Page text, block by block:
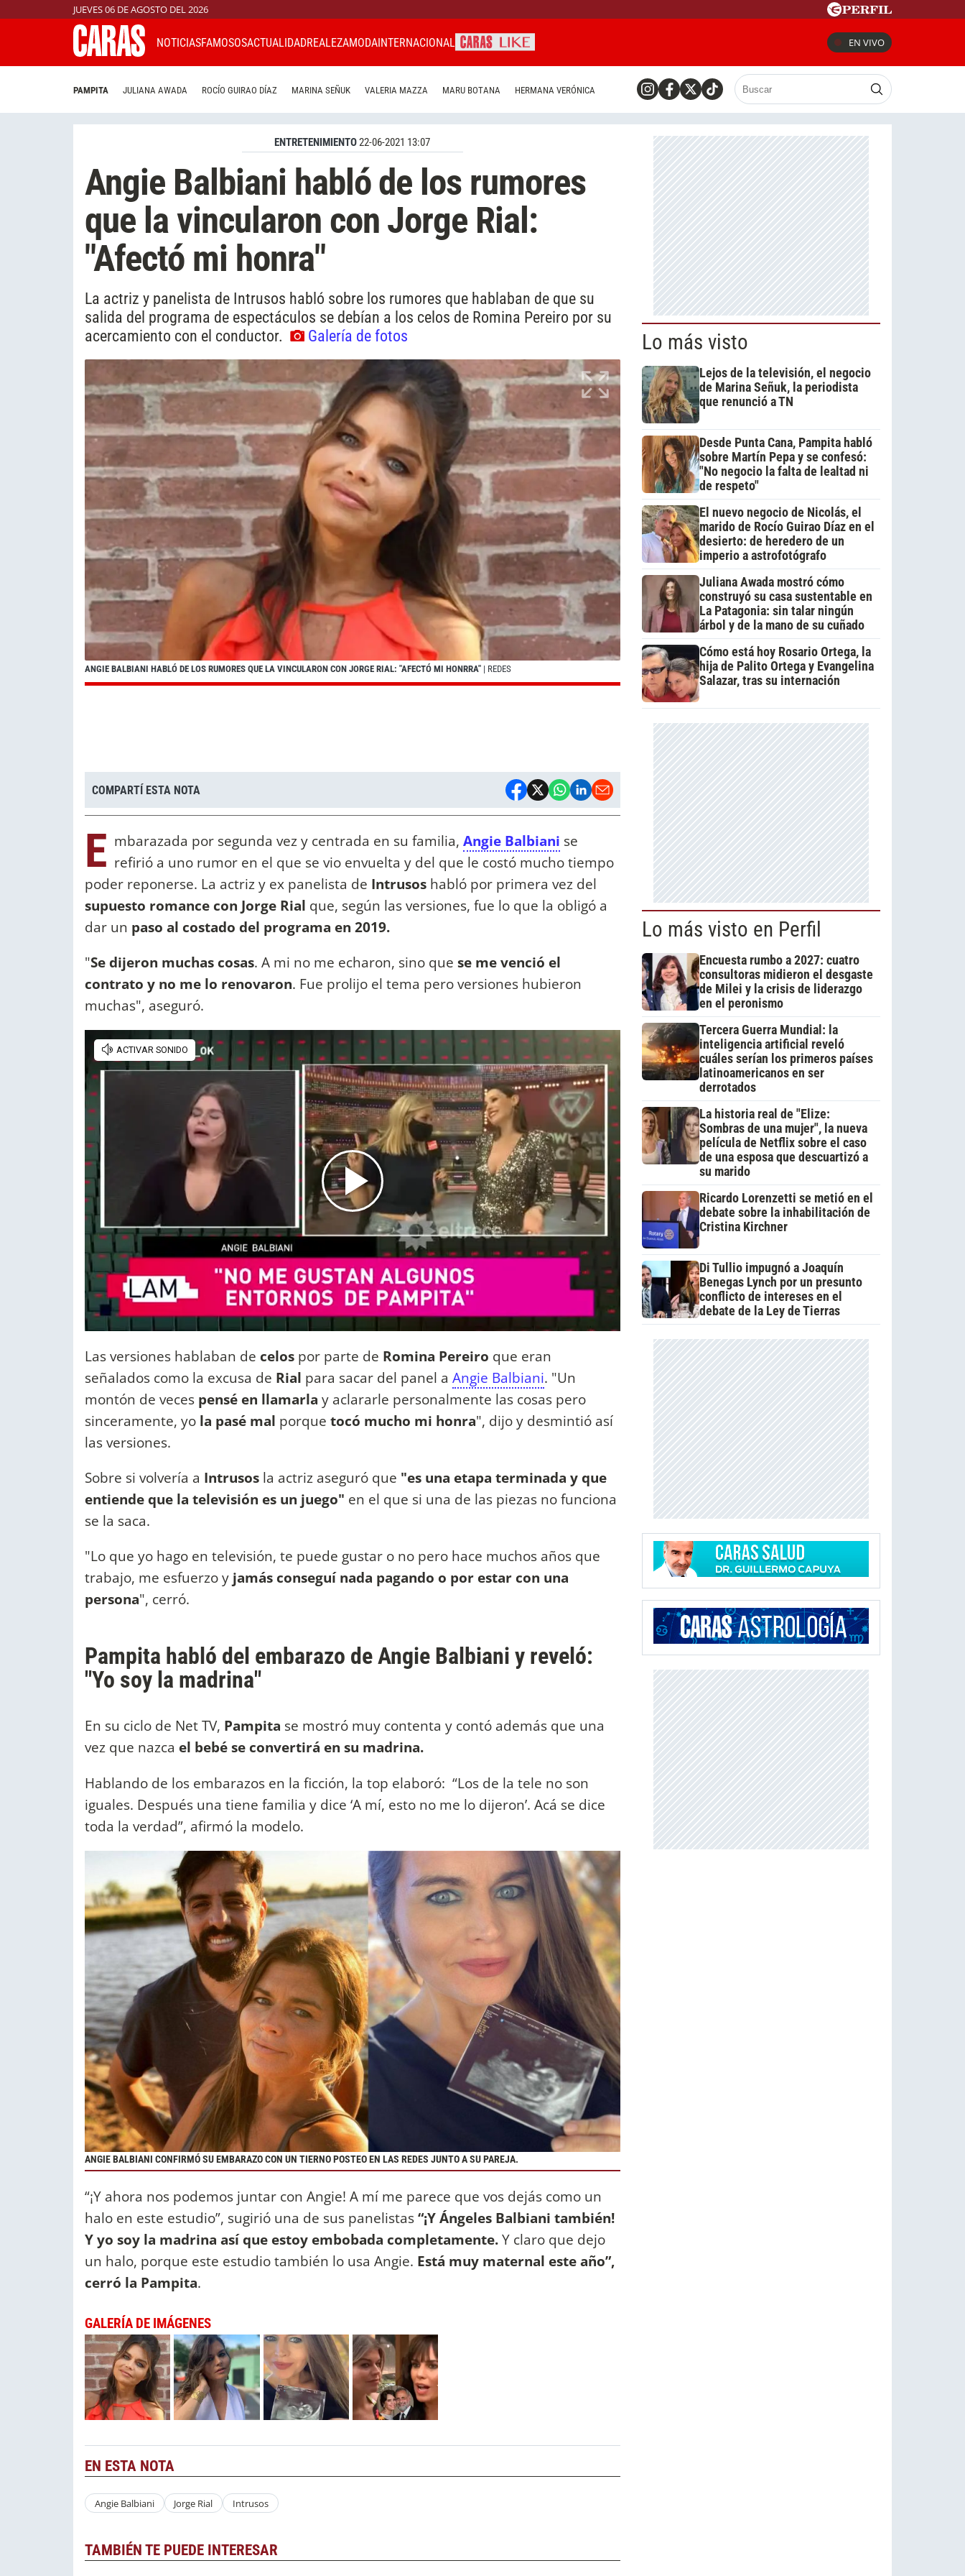
JUEVES 06 DE AGOSTO DEL 2026
NOTICIASFAMOSOSACTUALIDADREALEZAMODAINTERNACIONAL EN VIVO
PAMPITA JULIANA AWADA ROCÍO GUIRAO DÍAZ MARINA SEÑUK VALERIA MAZZA MARU BOTANA HERMANA VERÓNICA
ENTRETENIMIENTO22-06-2021 13:07
Angie Balbiani habló de los rumores
que la vincularon con Jorge Rial:
"Afectó mi honra"
La actriz y panelista de Intrusos habló sobre los rumores que hablaban de que su
salida del programa de espectáculos se debían a los celos de Romina Pereiro por su
acercamiento con el conductor.
Galería de fotos
ANGIE BALBIANI HABLÓ DE LOS RUMORES QUE LA VINCULARON CON JORGE RIAL: "AFECTÓ MI HONRRA" | REDES
COMPARTÍ ESTA NOTA
E mbarazada por segunda vez y centrada en su familia, Angie Balbiani se
refirió a uno rumor en el que se vio envuelta y del que le costó mucho tiempo
poder reponerse. La actriz y ex panelista de Intrusos habló por primera vez del
supuesto romance con Jorge Rial que, según las versiones, fue lo que la obligó a
dar un paso al costado del programa en 2019.
"Se dijeron muchas cosas. A mi no me echaron, sino que se me venció el
contrato y no me lo renovaron. Fue prolijo el tema pero versiones hubieron
muchas", aseguró.
Las versiones hablaban de celos por parte de Romina Pereiro que eran
señalados como la excusa de Rial para sacar del panel a Angie Balbiani. "Un
montón de veces pensé en llamarla y aclararle personalmente las cosas pero
sinceramente, yo la pasé mal porque tocó mucho mi honra", dijo y desmintió así
las versiones.
Sobre si volvería a Intrusos la actriz aseguró que "es una etapa terminada y que
entiende que la televisión es un juego" en el que si una de las piezas no funciona
se la saca.
"Lo que yo hago en televisión, te puede gustar o no pero hace muchos años que
trabajo, me esfuerzo y jamás conseguí nada pagando o por estar con una
persona", cerró.
Pampita habló del embarazo de Angie Balbiani y reveló:
"Yo soy la madrina"
En su ciclo de Net TV, Pampita se mostró muy contenta y contó además que una
vez que nazca el bebé se convertirá en su madrina.
Hablando de los embarazos en la ficción, la top elaboró: “Los de la tele no son
iguales. Después una tiene familia y dice ‘A mí, esto no me lo dijeron’. Acá se dice
toda la verdad”, afirmó la modelo.
ANGIE BALBIANI CONFIRMÓ SU EMBARAZO CON UN TIERNO POSTEO EN LAS REDES JUNTO A SU PAREJA.
“¡Y ahora nos podemos juntar con Angie! A mí me parece que vos dejás como un
halo en este estudio”, sugirió una de sus panelistas“¡Y Ángeles Balbiani también!
Y yo soy la madrina así que estoy embobada completamente.Y claro que dejo
un halo, porque este estudio también lo usa Angie. Está muy maternal este año”,
cerró la Pampita.
GALERÍA DE IMÁGENES
EN ESTA NOTA
Angie Balbiani Jorge Rial Intrusos
TAMBIÉN TE PUEDE INTERESAR
Lo más visto
Lejos de la televisión, el negocio
de Marina Señuk, la periodista
que renunció a TN
Desde Punta Cana, Pampita habló
sobre Martín Pepa y se confesó:
"No negocio la falta de lealtad ni
de respeto"
El nuevo negocio de Nicolás, el
marido de Rocío Guirao Díaz en el
desierto: de heredero de un
imperio a astrofotógrafo
Juliana Awada mostró cómo
construyó su casa sustentable en
La Patagonia: sin talar ningún
árbol y de la mano de su cuñado
Cómo está hoy Rosario Ortega, la
hija de Palito Ortega y Evangelina
Salazar, tras su internación
Lo más visto en Perfil
Encuesta rumbo a 2027: cuatro
consultoras midieron el desgaste
de Milei y la crisis de liderazgo
en el peronismo
Tercera Guerra Mundial: la
inteligencia artificial reveló
cuáles serían los primeros países
latinoamericanos en ser
derrotados
La historia real de "Elize:
Sombras de una mujer", la nueva
película de Netflix sobre el caso
de una esposa que descuartizó a
su marido
Ricardo Lorenzetti se metió en el
debate sobre la inhabilitación de
Cristina Kirchner
Di Tullio impugnó a Joaquín
Benegas Lynch por un presunto
conflicto de intereses en el
debate de la Ley de Tierras